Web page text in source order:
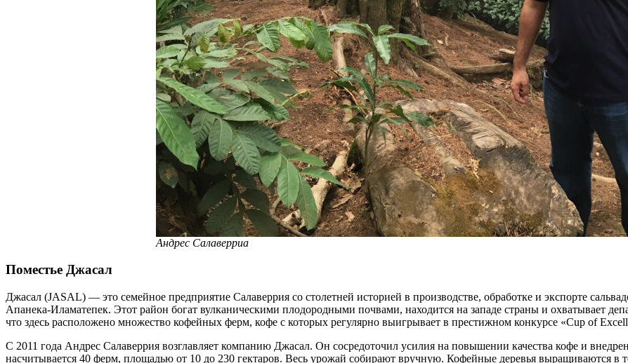
Андрес Салаверриа
Поместье Джасал
Джасал (JASAL) — это семейное предприятие Салаверрия со столетней историей в производстве, обработке и экспорте
Апанека-Иламатепек. Этот район богат вулканическими плодородными почвами, находится на западе страны и охватывает
что здесь расположено множество кофейных ферм, кофе с которых регулярно выигрывает в престижном конкурсе «Cup of
С 2011 года Андрес Салаверрия возглавляет компанию Джасал. Он сосредоточил усилия на повышении качества кофе и
насчитывается 40 ферм, площадью от 10 до 230 гектаров. Весь урожай собирают вручную. Кофейные деревья выращиваются в